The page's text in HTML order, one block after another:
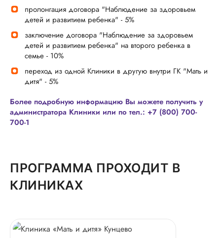
пролонгация договора "Наблюдение за здоровьем
детей и развитием ребенка" - 5%
заключение договора "Наблюдение за здоровьем
детей и развитием ребенка" на второго ребенка в
семье - 10%
переход из одной Клиники в другую внутри ГК "Мать и
дитя" - 5%
Более подробную информацию Вы можете получить у
администратора Клиники или по тел.: +7 (800) 700-
700-1
ПРОГРАММА ПРОХОДИТ В
КЛИНИКАХ